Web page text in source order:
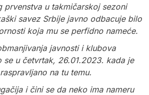
prvenstva u takmičarskoj sezoni
savez Srbije javno odbacuje bilo
koja mu se perfidno nameće.
javnosti i klubova
se u četvrtak, 26.01.2023. kada je
na tu temu.
i čini se da neko ima nameru